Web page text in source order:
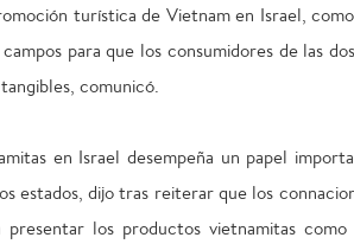
turística de Vietnam en Israel,
para que los consumidores de las
comunicó.
en Israel desempeña un papel
estados, dijo tras reiterar que los
los productos vietnamitas